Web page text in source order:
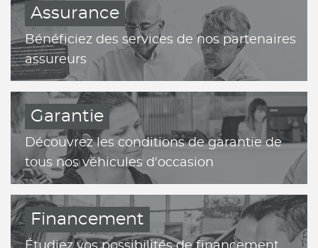
Assurance
Bénéficiez des services de nos partenaires
assureurs
Garantie
Découvrez les conditions de garantie de
tous nos véhicules d'occasion
Financement